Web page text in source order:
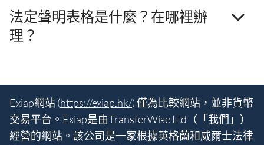
法定聲明表格是什麼？在哪裡辦
理？
Exiap網站 (https://exiap.hk/) 僅為比較網站，並非貨幣
交易平台。Exiap是由TransferWise Ltd（「我們」）
經營的網站。該公司是一家根據英格蘭和威爾士法律